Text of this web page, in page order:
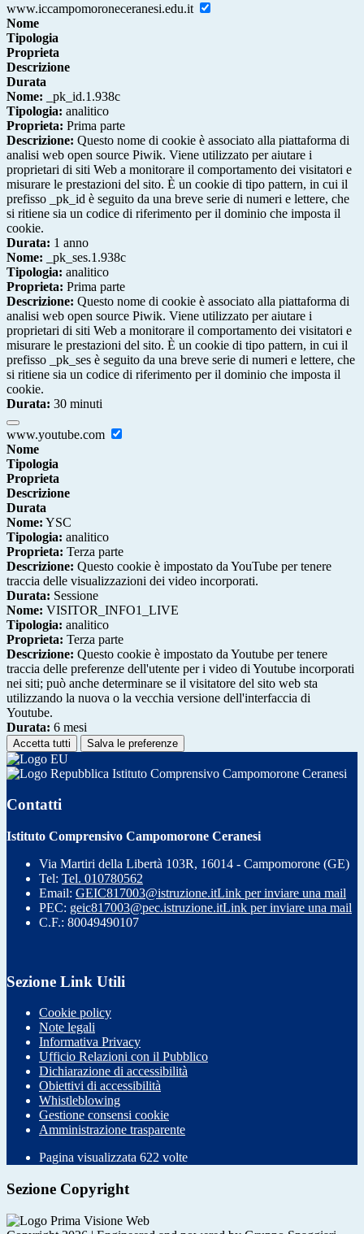
www.iccampomoroneceranesi.edu.it
Nome
Tipologia
Proprieta
Descrizione
Durata
Nome: _pk_id.1.938c
Tipologia: analitico
Proprieta: Prima parte
Descrizione: Questo nome di cookie è associato alla piattaforma di
analisi web open source Piwik. Viene utilizzato per aiutare i
proprietari di siti Web a monitorare il comportamento dei visitatori e
misurare le prestazioni del sito. È un cookie di tipo pattern, in cui il
prefisso _pk_id è seguito da una breve serie di numeri e lettere, che
si ritiene sia un codice di riferimento per il dominio che imposta il
cookie.
Durata: 1 anno
Nome: _pk_ses.1.938c
Tipologia: analitico
Proprieta: Prima parte
Descrizione: Questo nome di cookie è associato alla piattaforma di
analisi web open source Piwik. Viene utilizzato per aiutare i
proprietari di siti Web a monitorare il comportamento dei visitatori e
misurare le prestazioni del sito. È un cookie di tipo pattern, in cui il
prefisso _pk_ses è seguito da una breve serie di numeri e lettere, che
si ritiene sia un codice di riferimento per il dominio che imposta il
cookie.
Durata: 30 minuti
www.youtube.com
Nome
Tipologia
Proprieta
Descrizione
Durata
Nome: YSC
Tipologia: analitico
Proprieta: Terza parte
Descrizione: Questo cookie è impostato da YouTube per tenere
traccia delle visualizzazioni dei video incorporati.
Durata: Sessione
Nome: VISITOR_INFO1_LIVE
Tipologia: analitico
Proprieta: Terza parte
Descrizione: Questo cookie è impostato da Youtube per tenere
traccia delle preferenze dell'utente per i video di Youtube incorporati
nei siti; può anche determinare se il visitatore del sito web sta
utilizzando la nuova o la vecchia versione dell'interfaccia di
Youtube.
Durata: 6 mesi
Accetta tutti Salva le preferenze
Istituto Comprensivo Campomorone Ceranesi
Contatti
Istituto Comprensivo Campomorone Ceranesi
Via Martiri della Libertà 103R, 16014 - Campomorone (GE)
Tel: Tel. 010780562
Email: GEIC817003@istruzione.itLink per inviare una mail
PEC: geic817003@pec.istruzione.itLink per inviare una mail
C.F.: 80049490107
Sezione Link Utili
Cookie policy
Note legali
Informativa Privacy
Ufficio Relazioni con il Pubblico
Dichiarazione di accessibilità
Obiettivi di accessibilità
Whistleblowing
Gestione consensi cookie
Amministrazione trasparente
Pagina visualizzata 622 volte
Sezione Copyright